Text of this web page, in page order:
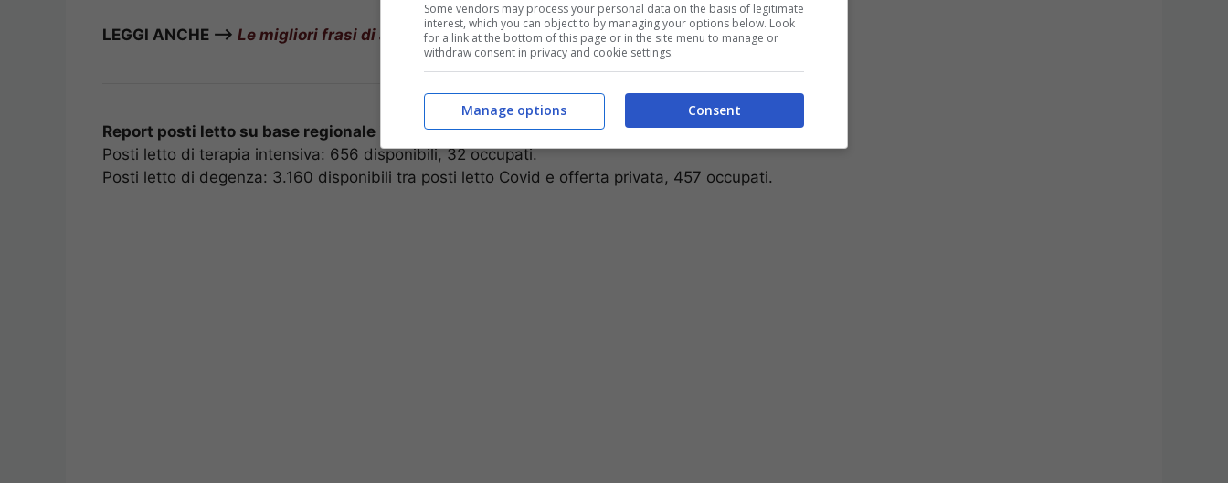
LEGGI ANCHE –> Le migliori frasi di auguri di Natale per tutte le occasioni
Report posti letto su base regionale in Campania.
Posti letto di terapia intensiva: 656 disponibili, 32 occupati.
Posti letto di degenza: 3.160 disponibili tra posti letto Covid e offerta privata, 457 occupati.
Some vendors may process your personal data on the basis of legitimate
interest, which you can object to by managing your options below. Look
for a link at the bottom of this page or in the site menu to manage or
withdraw consent in privacy and cookie settings.
Consent
Manage options